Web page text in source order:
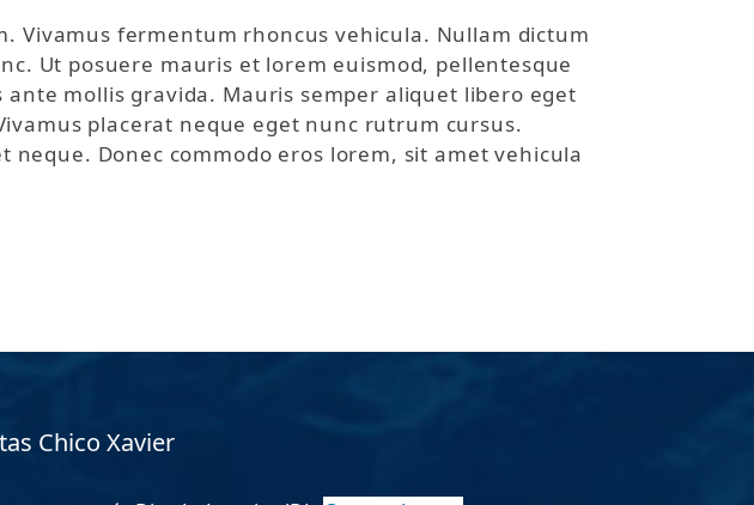
Vivamus fermentum rhoncus vehicula. Nullam dictum
Ut posuere mauris et lorem euismod, pellentesque
mollis gravida. Mauris semper aliquet libero eget
placerat neque eget nunc rutrum cursus.
neque. Donec commodo eros lorem, sit amet vehicula
Chico Xavier